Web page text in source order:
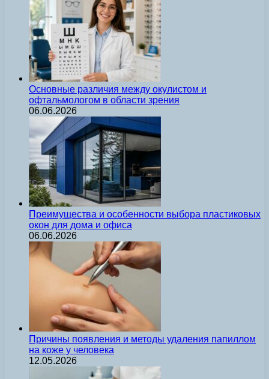
Основные различия между окулистом и
офтальмологом в области зрения
06.06.2026
Преимущества и особенности выбора пластиковых
окон для дома и офиса
06.06.2026
Причины появления и методы удаления папиллом
на коже у человека
12.05.2026